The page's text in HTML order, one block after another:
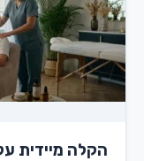
הקלה מיידית